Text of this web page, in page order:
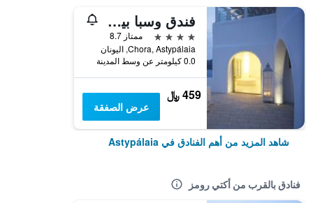
فندق وسبا بيلايا البوتيكي
4 نجوم
ممتاز 8.7
Chora, Astypálaia, اليونان
0.0 كيلومتر عن وسط المدينة
459 ﷼
عرض الصفقة
شاهد المزيد من أهم الفنادق في Astypálaia
فنادق بالقرب من أكتي رومز